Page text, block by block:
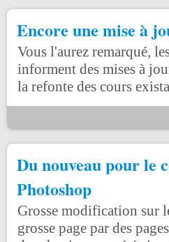
Encore une mise à
Vous l'aurez remarqué,
informent des mises à
la refonte des cours
Du nouveau pour le
Photoshop
Grosse modification sur
grosse page par des